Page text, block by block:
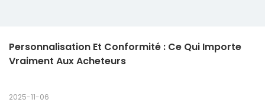
Personnalisation Et Conformité : Ce Qui Importe
Vraiment Aux Acheteurs
2025-11-06